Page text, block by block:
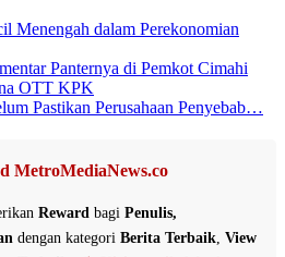
Menengah dalam Perekonomian
Panternya di Pemkot Cimahi
OTT KPK
Pastikan Perusahaan Penyebab…
MetroMediaNews.co
Reward bagi Penulis,
dengan kategori Berita Terbaik View